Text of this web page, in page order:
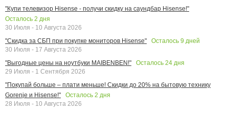
"Купи телевизор Hisense - получи скидку на саундбар Hisense!"
Осталось 2 дня
30 Июля - 10 Августа 2026
"Скидка за СБП при покупке мониторов Hisense"
Осталось 9 дней
30 Июля - 17 Августа 2026
"Выгодные цены на ноутбуки MAIBENBEN!"
Осталось 24 дня
29 Июля - 1 Сентября 2026
"Покупай больше – плати меньше! Скидки до 20% на бытовую технику
Gorenje и Hisense!"
Осталось 2 дня
28 Июля - 10 Августа 2026